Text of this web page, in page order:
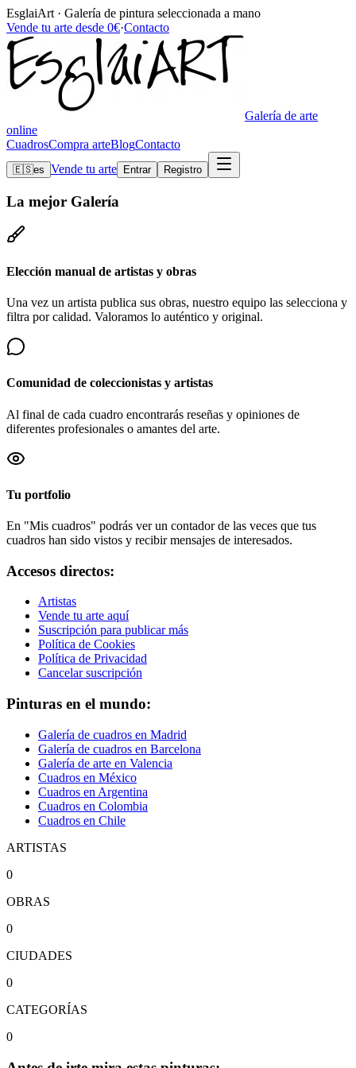
EsglaiArt · Galería de pintura seleccionada a mano
Vende tu arte desde 0€·Contacto
Galería de arte
online
CuadrosCompra arteBlogContacto
🇪🇸es Vende tu arte Entrar Registro
La mejor Galería
Elección manual de artistas y obras
Una vez un artista publica sus obras, nuestro equipo las selecciona y
filtra por calidad. Valoramos lo auténtico y original.
Comunidad de coleccionistas y artistas
Al final de cada cuadro encontrarás reseñas y opiniones de
diferentes profesionales o amantes del arte.
Tu portfolio
En "Mis cuadros" podrás ver un contador de las veces que tus
cuadros han sido vistos y recibir mensajes de interesados.
Accesos directos:
Artistas
Vende tu arte aquí
Suscripción para publicar más
Política de Cookies
Política de Privacidad
Cancelar suscripción
Pinturas en el mundo:
Galería de cuadros en Madrid
Galería de cuadros en Barcelona
Galería de arte en Valencia
Cuadros en México
Cuadros en Argentina
Cuadros en Colombia
Cuadros en Chile
ARTISTAS
0
OBRAS
0
CIUDADES
0
CATEGORÍAS
0